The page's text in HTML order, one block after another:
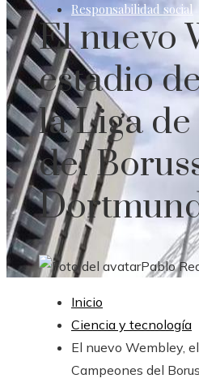
Responsabilidad social
El nuevo
estadio
la Liga
del
Pablo
Inicio
Ciencia y tecnología
El nuevo Wembley,
Campeones del